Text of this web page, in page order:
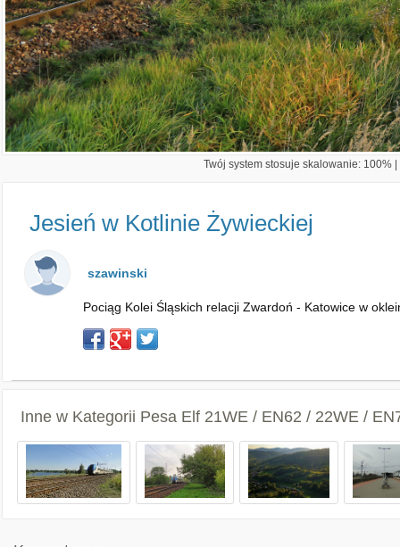
Twój system stosuje skalowanie: 100%
Jesień w Kotlinie Żywieckiej
szawinski
Pociąg Kolei Śląskich relacji Zwardoń - Katowice w
Inne w Kategorii Pesa Elf 21WE / EN62 / 22WE /